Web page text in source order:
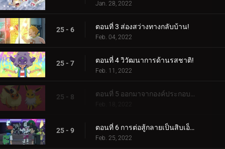
Jan. 28, 2022
25 - 6 ตอนที่ 3 ส่องสว่างทางกลับบ้าน!
Feb. 04, 2022
25 - 7 ตอนที่ 4 วิวัฒนาการด้านรสชาติ!
Feb. 11, 2022
25 - 8
Feb. 18, 2022
25 - 9 ตอนที่ 6 การต่อสู้กลายเป็นสิบเอ็ด!
Feb. 25, 2022